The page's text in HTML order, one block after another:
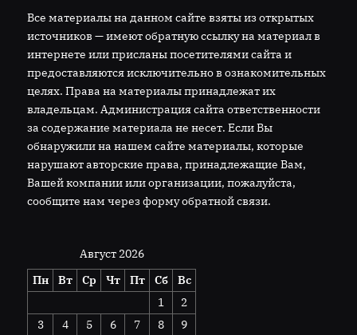
Все материалы на данном сайте взяты из открытых
источников — имеют обратную ссылку на материал в
интернете или присланы посетителями сайта и
предоставляются исключительно в ознакомительных
целях. Права на материалы принадлежат их
владельцам. Администрация сайта ответственности
за содержание материала не несет. Если Вы
обнаружили на нашем сайте материалы, которые
нарушают авторские права, принадлежащие Вам,
Вашей компании или организации, пожалуйста,
сообщите нам через форму обратной связи.
Август 2026
Пн
Вт Ср Чт Пт Сб
Вс
1
2
3
4 5 6 7 8 9